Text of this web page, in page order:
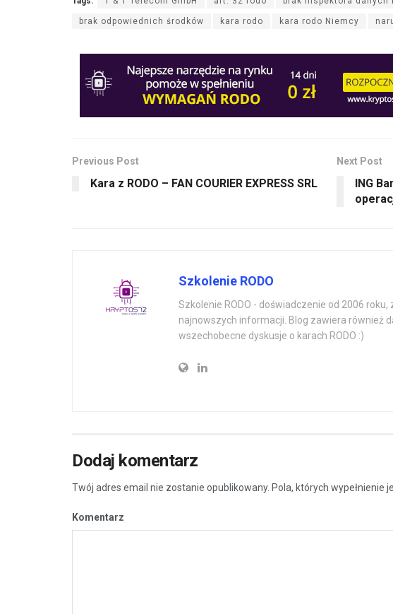
brak odpowiednich środków kara rodo kara rodo Niemcy
Previous Post
Kara z RODO – FAN COURIER EXPRESS SRL
Next Post
ING
Szkolenie RODO
Szkolenie RODO - doświadczenie od 2006
najnowszych informacji. Blog zawiera również
wszechobecne dyskusje o karach RODO :)
Dodaj komentarz
Twój adres email nie zostanie opublikowany. Pola, których wypełnienie
Komentarz